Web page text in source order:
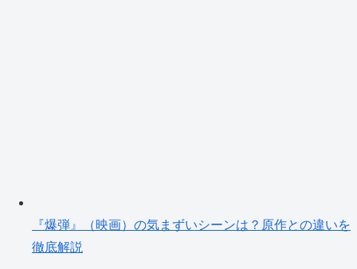
『爆弾』（映画）の気まずいシーンは？原作との違いを
徹底解説